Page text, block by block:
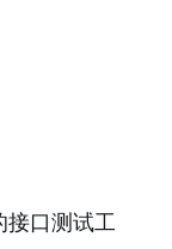
口测试工